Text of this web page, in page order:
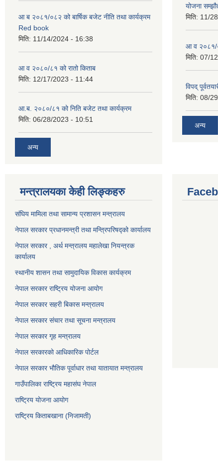
आ ब २०८१/०८२ को बार्षिक बजेट नीति तथा कार्यक्रम
Red book
मिति: 11/14/2024 - 16:38
आ व २०८०/८१ को रातो किताब
मिति: 12/17/2023 - 11:44
आ.ब. २०८०/८१ को निति बजेट तथा कार्यक्रम
मिति: 06/28/2023 - 10:51
अन्य
योजना
मिति: 11/
आ व २०८१/
मिति: 07/
विपद्
मिति: 08/
अन्य
मन्त्रालयका केही लिङ्कहरु
संघिय मामिला तथा सामान्य प्रशासन मन्त्रालय
नेपाल सरकार प्रधानमन्त्री तथा मन्त्रिपरिषद्को कार्यालय
नेपाल सरकार , अर्थ मन्त्रालय महालेखा नियन्त्रक
कार्यालय
स्थानीय शासन तथा सामुदायिक विकास कार्यक्रम
नेपाल सरकार राष्ट्रिय योजना आयोग
नेपाल सरकार सहरी बिकास मन्त्रालय
नेपाल सरकार संचार तथा सूचना मन्त्रालय
नेपाल सरकार गृह मन्त्रालय
नेपाल सरकारको आधिकारिक पोर्टल
नेपाल सरकार भौतिक पूर्वाधार तथा यातायात मन्त्रालय
गाउँपालिका राष्ट्रिय महासंघ नेपाल
राष्ट्रिय योजना आयोग
राष्ट्रिय किताबखाना (निजामती)